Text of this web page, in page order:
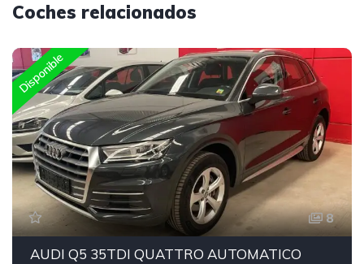
Coches relacionados
Disponible
8
AUDI Q5 35TDI QUATTRO AUTOMATICO